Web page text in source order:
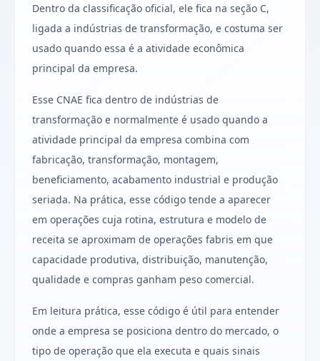
Dentro da classificação oficial, ele fica na seção C,
ligada a indústrias de transformação, e costuma ser
usado quando essa é a atividade econômica
principal da empresa.
Esse CNAE fica dentro de indústrias de
transformação e normalmente é usado quando a
atividade principal da empresa combina com
fabricação, transformação, montagem,
beneficiamento, acabamento industrial e produção
seriada. Na prática, esse código tende a aparecer
em operações cuja rotina, estrutura e modelo de
receita se aproximam de operações fabris em que
capacidade produtiva, distribuição, manutenção,
qualidade e compras ganham peso comercial.
Em leitura prática, esse código é útil para entender
onde a empresa se posiciona dentro do mercado, o
tipo de operação que ela executa e quais sinais